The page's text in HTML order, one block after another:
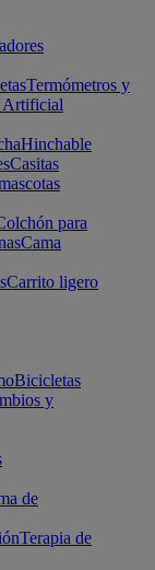
Termómetros y
Artificial
Hinchable
Casitas
para
Cama
Carrito ligero
Bicicletas
y
de
Terapia de